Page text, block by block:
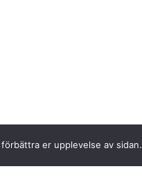
er upplevelse av sidan.